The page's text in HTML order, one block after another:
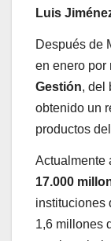
Luis
Después de
en enero por
Gestión, del
obtenido un
productos del
Actualmente
17.000
instituciones
1,6 millones